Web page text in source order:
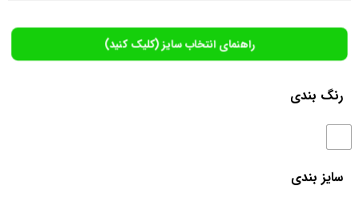
راهنمای انتخاب سایز (کلیک کنید)
رنگ بندی
سایز بندی